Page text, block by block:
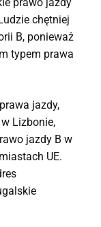
chętniej
B, ponieważ
typem prawa
jazdy,
Lizbonie,
jazdy B w
UE.